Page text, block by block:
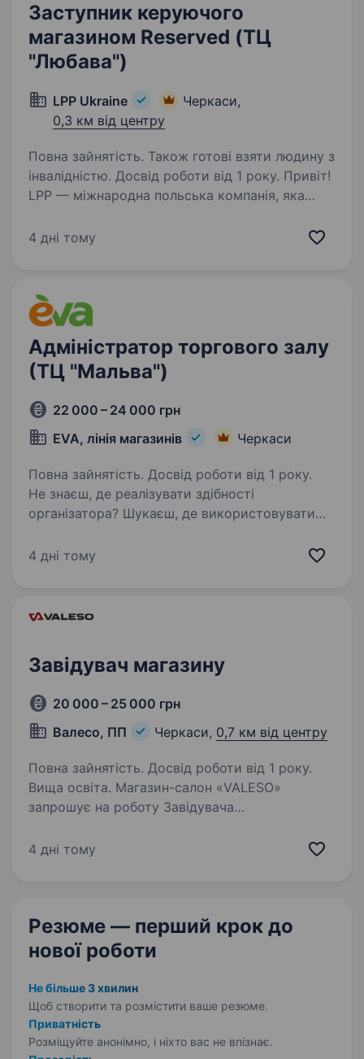
Заступник керуючого
магазином Reserved (ТЦ
"Любава")
LPP Ukraine
Черкаси,
0,3 км від центру
Повна зайнятість. Також готові взяти людину з
інвалідністю. Досвід роботи від 1 року. Привіт!
LPP — міжнародна польська компанія, яка
роздрібної торгівлі та є однією з тих,
Reserved,…
4 дні тому
Адміністратор торгового залу
(ТЦ "Мальва")
22 000 – 24 000 грн
EVA, лінія магазинів
Черкаси
Повна зайнятість. Досвід роботи від 1 року.
Не знаєш, де реалізувати здібності
організатора? Шукаєш, де використовувати
просимо на посаду адміністратора в магазині
4 дні тому
Завідувач магазину
20 000 – 25 000 грн
Валесо, ПП
Черкаси, 0,7 км від центру
Повна зайнятість. Досвід роботи від 1 року.
Вища освіта. Магазин-салон «VALESO»
запрошує на роботу Завідувача
та сантехніки). Наші очікування від кандидата
4 дні тому
Резюме — перший крок до
нової роботи
Не більше 3 хвилин
Щоб створити та розмістити ваше резюме.
Приватність
Розміщуйте анонімно, і ніхто вас не впізнає.